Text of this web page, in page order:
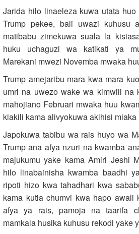
Jarida hilo linaeleza kuwa utata
Trump pekee, bali uwazi kuhusu
matibabu zimekuwa suala la
huku uchaguzi wa katikati ya
Marekani mwezi Novemba mwaka
Trump amejaribu mara kwa mara
umri na uwezo wake wa kimwili na
mahojiano Februari mwaka huu
kiakili kama alivyokuwa akihisi
Japokuwa tabibu wa rais huyo wa
Trump ana afya nzuri na kwamba
majukumu yake kama Amiri Jeshi
hilo linabainisha kwamba baadhi
ripoti hizo kwa tahadhari kwa
kama kutia chumvi kwa hapo awali
afya ya rais, pamoja na taarifa
mamkala husika kuhusu rekodi yake